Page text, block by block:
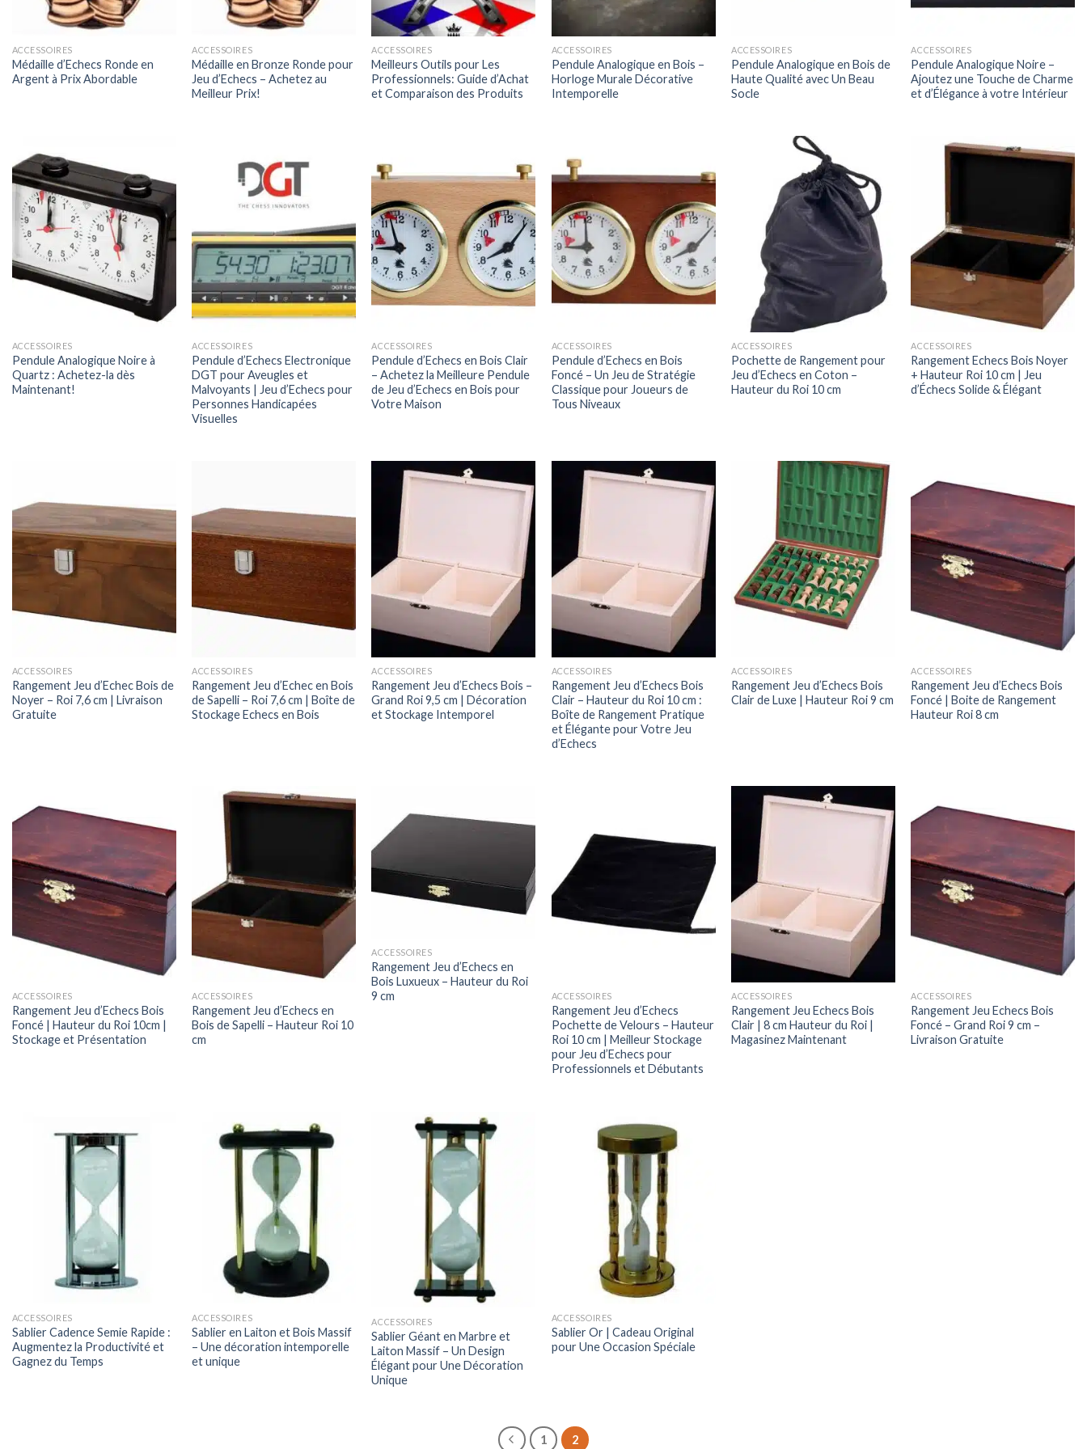
ACCESSOIRES
Médaille d’Echecs Ronde en
Argent à Prix Abordable
ACCESSOIRES
Médaille en Bronze Ronde pour
Jeu d’Echecs – Achetez au
Meilleur Prix!
ACCESSOIRES
Meilleurs Outils pour Les
Professionnels: Guide d’Achat
et Comparaison des Produits
ACCESSOIRES
Pendule Analogique en Bois –
Horloge Murale Décorative
Intemporelle
ACCESSOIRES
Pendule Analogique en Bois de
Haute Qualité avec Un Beau
Socle
ACCESSOIRES
Pendule Analogique Noire –
Ajoutez une Touche de Charme
et d’Élégance à votre Intérieur
ACCESSOIRES
Pendule Analogique Noire à
Quartz : Achetez-la dès
Maintenant!
ACCESSOIRES
Pendule d’Echecs Electronique
DGT pour Aveugles et
Malvoyants | Jeu d’Echecs pour
Personnes Handicapées
Visuelles
ACCESSOIRES
Pendule d’Echecs en Bois Clair
– Achetez la Meilleure Pendule
de Jeu d’Echecs en Bois pour
Votre Maison
ACCESSOIRES
Pendule d’Echecs en Bois
Foncé – Un Jeu de Stratégie
Classique pour Joueurs de
Tous Niveaux
ACCESSOIRES
Pochette de Rangement pour
Jeu d’Echecs en Coton –
Hauteur du Roi 10 cm
ACCESSOIRES
Rangement Echecs Bois Noyer
+ Hauteur Roi 10 cm | Jeu
d’Échecs Solide & Élégant
ACCESSOIRES
Rangement Jeu d’Echec Bois de
Noyer – Roi 7,6 cm | Livraison
Gratuite
ACCESSOIRES
Rangement Jeu d’Echec en Bois
de Sapelli – Roi 7,6 cm | Boîte de
Stockage Echecs en Bois
ACCESSOIRES
Rangement Jeu d’Echecs Bois –
Grand Roi 9,5 cm | Décoration
et Stockage Intemporel
ACCESSOIRES
Rangement Jeu d’Echecs Bois
Clair – Hauteur du Roi 10 cm :
Boîte de Rangement Pratique
et Élégante pour Votre Jeu
d’Echecs
ACCESSOIRES
Rangement Jeu d’Echecs Bois
Clair de Luxe | Hauteur Roi 9 cm
ACCESSOIRES
Rangement Jeu d’Echecs Bois
Foncé | Boite de Rangement
Hauteur Roi 8 cm
ACCESSOIRES
Rangement Jeu d’Echecs Bois
Foncé | Hauteur du Roi 10cm |
Stockage et Présentation
ACCESSOIRES
Rangement Jeu d’Echecs en
Bois de Sapelli – Hauteur Roi 10
cm
ACCESSOIRES
Rangement Jeu d’Echecs en
Bois Luxueux – Hauteur du Roi
9 cm
ACCESSOIRES
Rangement Jeu d’Echecs
Pochette de Velours – Hauteur
Roi 10 cm | Meilleur Stockage
pour Jeu d’Echecs pour
Professionnels et Débutants
ACCESSOIRES
Rangement Jeu Echecs Bois
Clair | 8 cm Hauteur du Roi |
Magasinez Maintenant
ACCESSOIRES
Rangement Jeu Echecs Bois
Foncé – Grand Roi 9 cm –
Livraison Gratuite
ACCESSOIRES
Sablier Cadence Semie Rapide :
Augmentez la Productivité et
Gagnez du Temps
ACCESSOIRES
Sablier en Laiton et Bois Massif
– Une décoration intemporelle
et unique
ACCESSOIRES
Sablier Géant en Marbre et
Laiton Massif – Un Design
Élégant pour Une Décoration
Unique
ACCESSOIRES
Sablier Or | Cadeau Original
pour Une Occasion Spéciale
1 2